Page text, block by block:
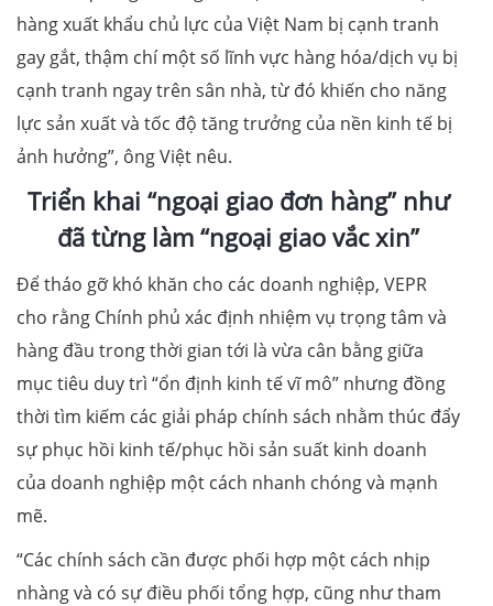
hàng xuất khẩu chủ lực của Việt Nam bị cạnh tranh
gay gắt, thậm chí một số lĩnh vực hàng hóa/dịch vụ bị
cạnh tranh ngay trên sân nhà, từ đó khiến cho năng
lực sản xuất và tốc độ tăng trưởng của nền kinh tế bị
ảnh hưởng”, ông Việt nêu.
Triển khai “ngoại giao đơn hàng” như
đã từng làm “ngoại giao vắc xin”
Để tháo gỡ khó khăn cho các doanh nghiệp, VEPR
cho rằng Chính phủ xác định nhiệm vụ trọng tâm và
hàng đầu trong thời gian tới là vừa cân bằng giữa
mục tiêu duy trì “ổn định kinh tế vĩ mô” nhưng đồng
thời tìm kiếm các giải pháp chính sách nhằm thúc đẩy
sự phục hồi kinh tế/phục hồi sản suất kinh doanh
của doanh nghiệp một cách nhanh chóng và mạnh
mẽ.
“Các chính sách cần được phối hợp một cách nhịp
nhàng và có sự điều phối tổng hợp, cũng như tham